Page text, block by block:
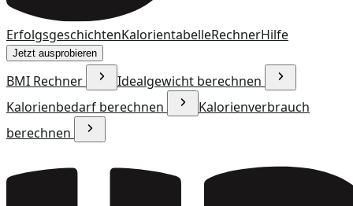
ErfolgsgeschichtenKalorientabelleRechnerHilfe
Jetzt ausprobieren
BMI Rechner
Idealgewicht berechnen
Kalorienbedarf berechnen
Kalorienverbrauch
berechnen